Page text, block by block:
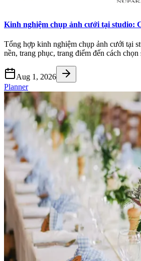
Kinh nghiệm chụp ảnh cưới tại studio:
Tổng hợp kinh nghiệm chụp ảnh cưới tại
nền, trang phục, trang điểm đến cách
Aug 1, 2026
Planner